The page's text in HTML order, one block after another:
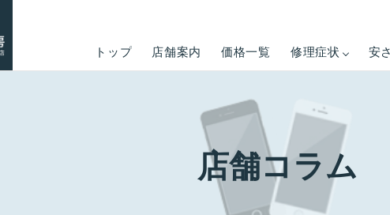
トップ 店舗案内 価格一覧 修理症状 安
店舗コラム